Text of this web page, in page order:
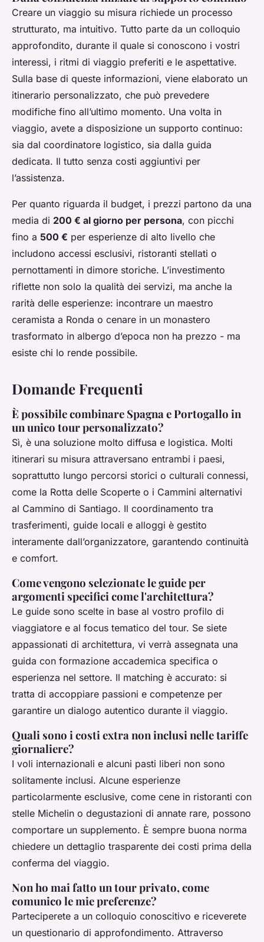
Creare un viaggio su misura richiede un processo
strutturato, ma intuitivo. Tutto parte da un colloquio
approfondito, durante il quale si conoscono i vostri
interessi, i ritmi di viaggio preferiti e le aspettative.
Sulla base di queste informazioni, viene elaborato un
itinerario personalizzato, che può prevedere
modifiche fino all’ultimo momento. Una volta in
viaggio, avete a disposizione un supporto continuo:
sia dal coordinatore logistico, sia dalla guida
dedicata. Il tutto senza costi aggiuntivi per
l’assistenza.
Per quanto riguarda il budget, i prezzi partono da una
media di 200 € al giorno per persona, con picchi
fino a 500 € per esperienze di alto livello che
includono accessi esclusivi, ristoranti stellati o
pernottamenti in dimore storiche. L’investimento
riflette non solo la qualità dei servizi, ma anche la
rarità delle esperienze: incontrare un maestro
ceramista a Ronda o cenare in un monastero
trasformato in albergo d’epoca non ha prezzo - ma
esiste chi lo rende possibile.
Domande Frequenti
È possibile combinare Spagna e Portogallo in
un unico tour personalizzato?
Sì, è una soluzione molto diffusa e logistica. Molti
itinerari su misura attraversano entrambi i paesi,
soprattutto lungo percorsi storici o culturali connessi,
come la Rotta delle Scoperte o i Cammini alternativi
al Cammino di Santiago. Il coordinamento tra
trasferimenti, guide locali e alloggi è gestito
interamente dall’organizzatore, garantendo continuità
e comfort.
Come vengono selezionate le guide per
argomenti specifici come l'architettura?
Le guide sono scelte in base al vostro profilo di
viaggiatore e al focus tematico del tour. Se siete
appassionati di architettura, vi verrà assegnata una
guida con formazione accademica specifica o
esperienza nel settore. Il matching è accurato: si
tratta di accoppiare passioni e competenze per
garantire un dialogo autentico durante il viaggio.
Quali sono i costi extra non inclusi nelle tariffe
giornaliere?
I voli internazionali e alcuni pasti liberi non sono
solitamente inclusi. Alcune esperienze
particolarmente esclusive, come cene in ristoranti con
stelle Michelin o degustazioni di annate rare, possono
comportare un supplemento. È sempre buona norma
chiedere un dettaglio trasparente dei costi prima della
conferma del viaggio.
Non ho mai fatto un tour privato, come
comunico le mie preferenze?
Parteciperete a un colloquio conoscitivo e riceverete
un questionario di approfondimento. Attraverso